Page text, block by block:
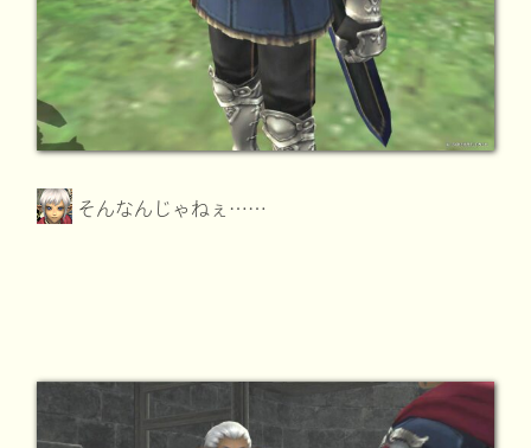
そんなんじゃねぇ……